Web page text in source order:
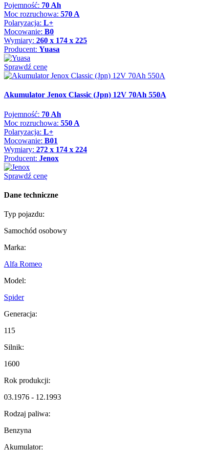
Pojemność: 70 Ah
Moc rozruchowa: 570 A
Polaryzacja: L+
Mocowanie: B0
Wymiary: 260 x 174 x 225
Producent: Yuasa
Sprawdź cenę
Akumulator Jenox Classic (Jpn) 12V 70Ah 550A
Pojemność: 70 Ah
Moc rozruchowa: 550 A
Polaryzacja: L+
Mocowanie: B01
Wymiary: 272 x 174 x 224
Producent: Jenox
Sprawdź cenę
Dane techniczne
Typ pojazdu:
Samochód osobowy
Marka:
Alfa Romeo
Model:
Spider
Generacja:
115
Silnik:
1600
Rok produkcji:
03.1976 - 12.1993
Rodzaj paliwa:
Benzyna
Akumulator: